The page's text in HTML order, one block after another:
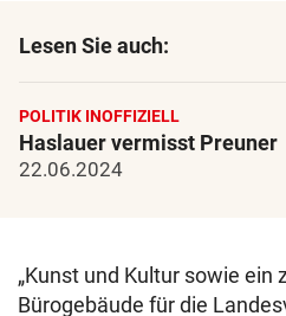
Lesen Sie auch:
POLITIK INOFFIZIELL
Haslauer vermisst Preuner
22.06.2024
„Kunst und Kultur sowie ein
Bürogebäude für die